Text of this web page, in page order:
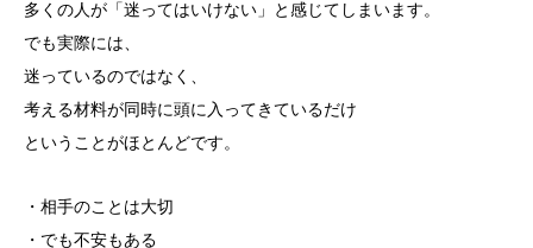
多くの人が「迷ってはいけない」と感じてしまいます。
でも実際には、
迷っているのではなく、
考える材料が同時に頭に入ってきているだけ
ということがほとんどです。
・相手のことは大切
・でも不安もある